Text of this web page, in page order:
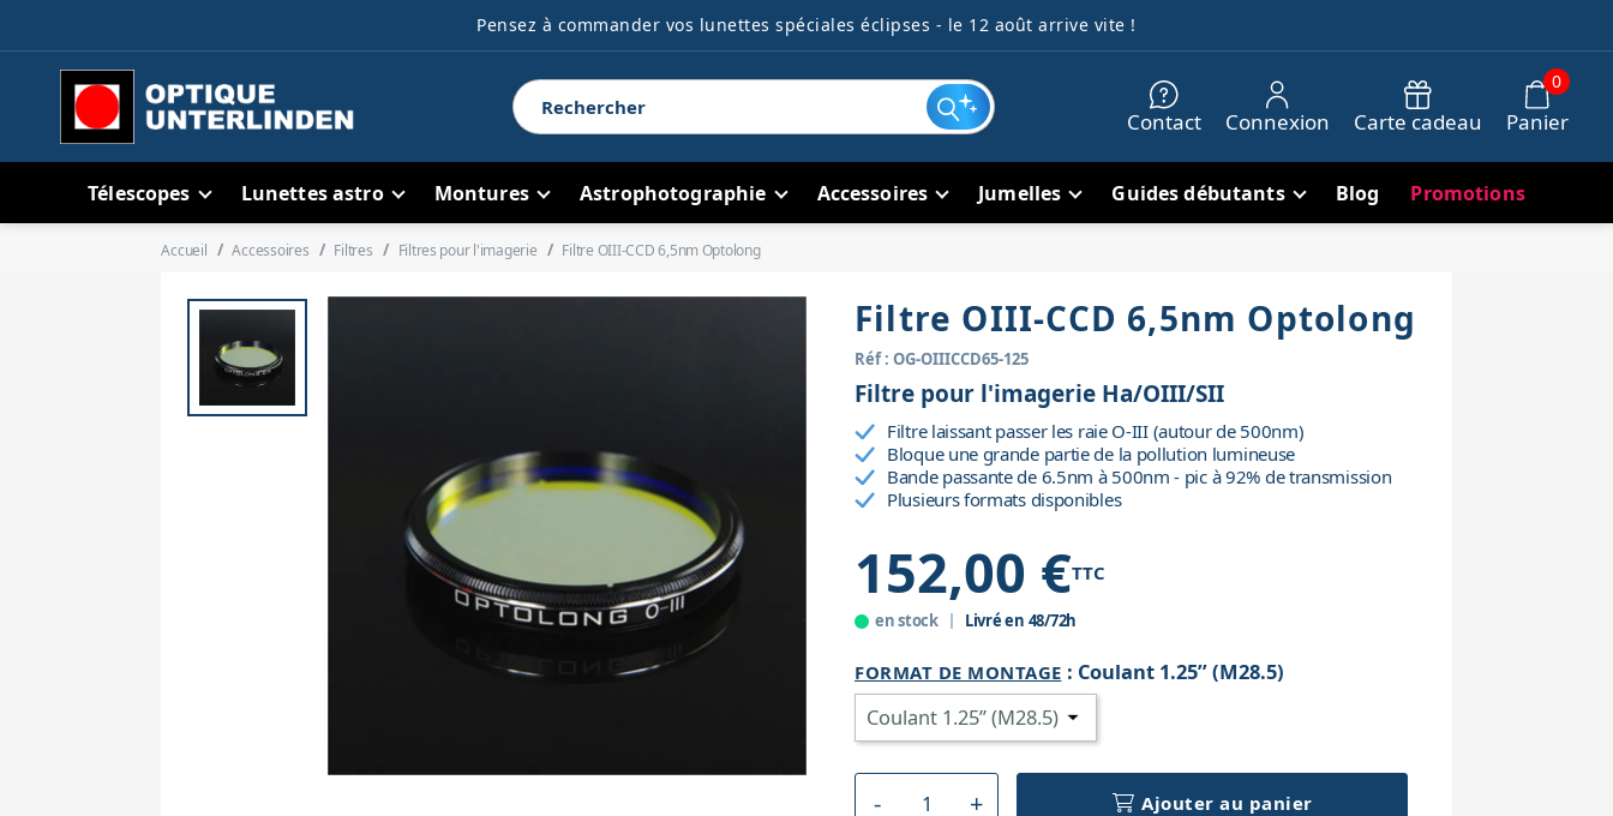
Pensez à commander vos lunettes spéciales éclipses - le 12 août arrive vite !
Contact Connexion Carte cadeau Panier
0
Télescopes Lunettes astro Montures Astrophotographie Accessoires Jumelles Guides débutants Blog Promotions
Accueil Accessoires Filtres Filtres pour l'imagerie Filtre OIII-CCD 6,5nm Optolong
Filtre OIII-CCD 6,5nm Optolong
Réf : OG-OIIICCD65-125
Filtre pour l'imagerie Ha/OIII/SII
Filtre laissant passer les raie O-III (autour de 500nm)
Bloque une grande partie de la pollution lumineuse
Bande passante de 6.5nm à 500nm - pic à 92% de transmission
Plusieurs formats disponibles
152,00 €TTC
en stock Livré en 48/72h
FORMAT DE MONTAGE : Coulant 1.25’’ (M28.5)
Ajouter au panier